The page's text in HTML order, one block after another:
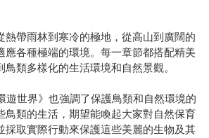
熱帶雨林到寒冷的極地，從高山到廣闊的
應各種極端的環境。每一章節都搭配精美
類多樣化的生活環境和自然景觀。
遊世界》也強調了保護鳥類和自然環境的
鳥類的生活，期望能喚起大家對自然保育
採取實際行動來保護這些美麗的生物及其